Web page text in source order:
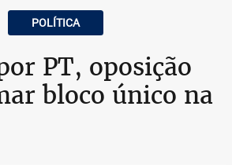
POLÍTICA
PT, oposição
bloco único na